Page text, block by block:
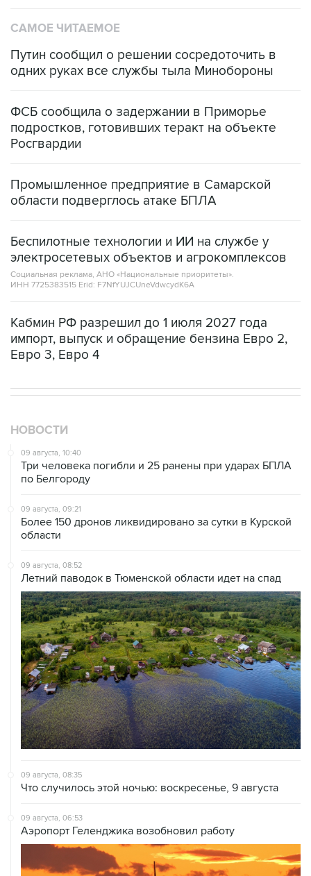
САМОЕ ЧИТАЕМОЕ
Путин сообщил о решении сосредоточить в
одних руках все службы тыла Минобороны
ФСБ сообщила о задержании в Приморье
подростков, готовивших теракт на объекте
Росгвардии
Промышленное предприятие в Самарской
области подверглось атаке БПЛА
Беспилотные технологии и ИИ на службе у
электросетевых объектов и агрокомплексов
Социальная реклама, АНО «Национальные приоритеты».
ИНН 7725383515 Erid: F7NfYUJCUneVdwcydK6A
Кабмин РФ разрешил до 1 июля 2027 года
импорт, выпуск и обращение бензина Евро 2,
Евро 3, Евро 4
НОВОСТИ
09 августа, 10:40
Три человека погибли и 25 ранены при ударах БПЛА
по Белгороду
09 августа, 09:21
Более 150 дронов ликвидировано за сутки в Курской
области
09 августа, 08:52
Летний паводок в Тюменской области идет на спад
09 августа, 08:35
Что случилось этой ночью: воскресенье, 9 августа
09 августа, 06:53
Аэропорт Геленджика возобновил работу